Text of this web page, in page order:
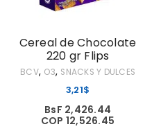
BCV, O3, SNACKS Y DULCES
Cereal de Chocolate
220 gr Flips
3,21$
BsF 2,426.44
COP 12,526.45